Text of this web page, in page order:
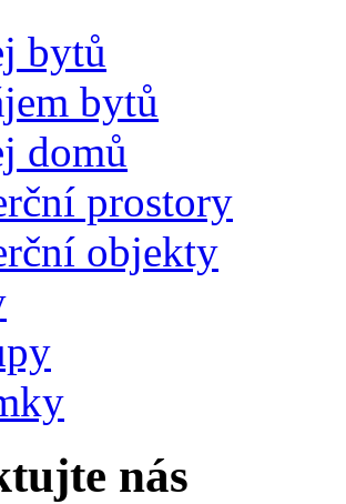
bytů
bytů
domů
prostory
objekty
nás